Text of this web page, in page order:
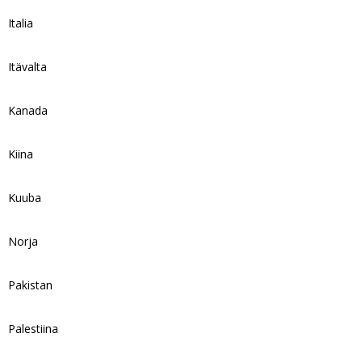
Italia
Itävalta
Kanada
Kiina
Kuuba
Norja
Pakistan
Palestiina